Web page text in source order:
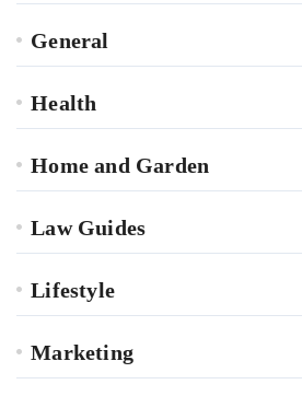
General
Health
Home and Garden
Law Guides
Lifestyle
Marketing